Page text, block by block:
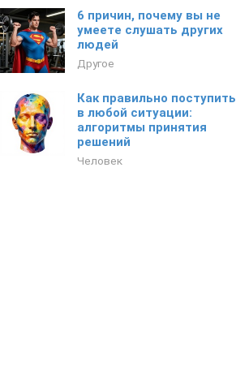
6 причин, почему вы не
умеете слушать других
людей
Другое
Как правильно поступить
в любой ситуации:
алгоритмы принятия
решений
Человек